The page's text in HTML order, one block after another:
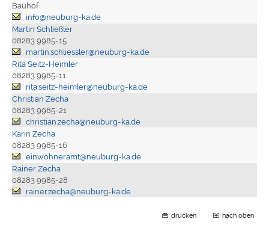
Bauhof
info@neuburg-ka.de
Martin Schließler
08283 9985-15
martin.schliessler@neuburg-ka.de
Rita Seitz-Heimler
08283 9985-11
rita.seitz-heimler@neuburg-ka.de
Christian Zecha
08283 9985-21
christian.zecha@neuburg-ka.de
Karin Zecha
08283 9985-16
einwohneramt@neuburg-ka.de
Rainer Zecha
08283 9985-28
rainer.zecha@neuburg-ka.de
drucken nach oben